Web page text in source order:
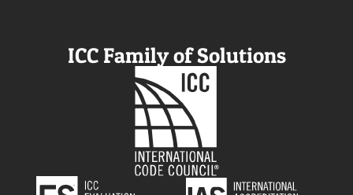
ICC Family of Solutions